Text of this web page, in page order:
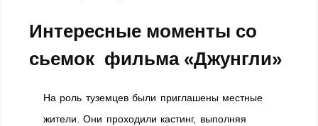
Интересные моменты со
сьемок фильма «Джунгли»
На роль туземцев были приглашены местные
жители. Они проходили кастинг, выполняя